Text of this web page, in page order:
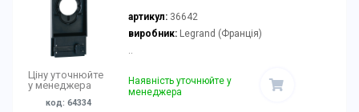
Ціну уточнюйте
у менеджера
код: 64334
артикул: 36642
виробник:Legrand (Франція)
..
Наявність уточнюйте у
менеджера